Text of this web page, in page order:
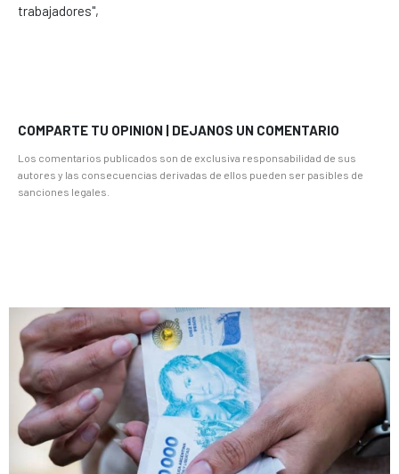
trabajadores",
COMPARTE TU OPINION | DEJANOS UN COMENTARIO
Los comentarios publicados son de exclusiva responsabilidad de sus
autores y las consecuencias derivadas de ellos pueden ser pasibles de
sanciones legales.